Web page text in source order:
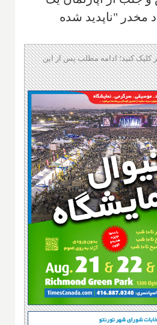
مخدر "ناپدید شده
کلیک کنید؛ ادامه مطلب پس از این